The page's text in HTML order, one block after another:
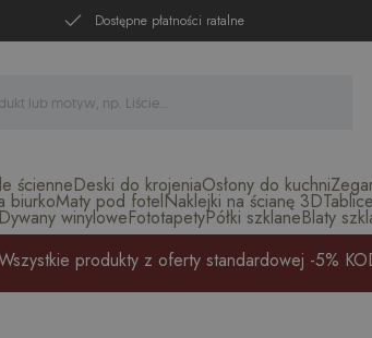
Dostępne płatności ratalne
ścienneDeski do krojeniaOsłony do kuchni
biurkoMaty pod fotelNaklejki na ścianę 3D
Dywany winyloweFototapetyPółki szklaneBlaty
produkty z oferty standardowej -5%